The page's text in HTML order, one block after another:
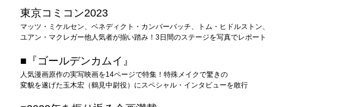
東京コミコン2023
マッツ・ミケルセン、ベネディクト・カンバーバッチ、トム・ヒドルストン、
ユアン・マクレガー他人気者が揃い踏み！3日間のステージを写真でレポート
■『ゴールデンカムイ』
人気漫画原作の実写映画を14ページで特集！特殊メイクで驚きの
変貌を遂げた玉木宏（鶴見中尉役）にスペシャル・インタビューを敢行